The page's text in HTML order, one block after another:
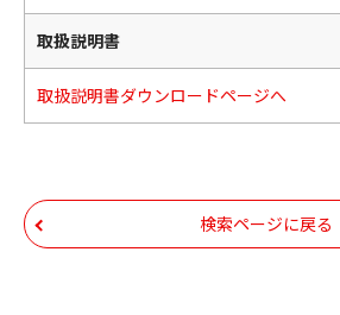
取扱説明書
取扱説明書ダウンロードページへ
検索ページに戻る